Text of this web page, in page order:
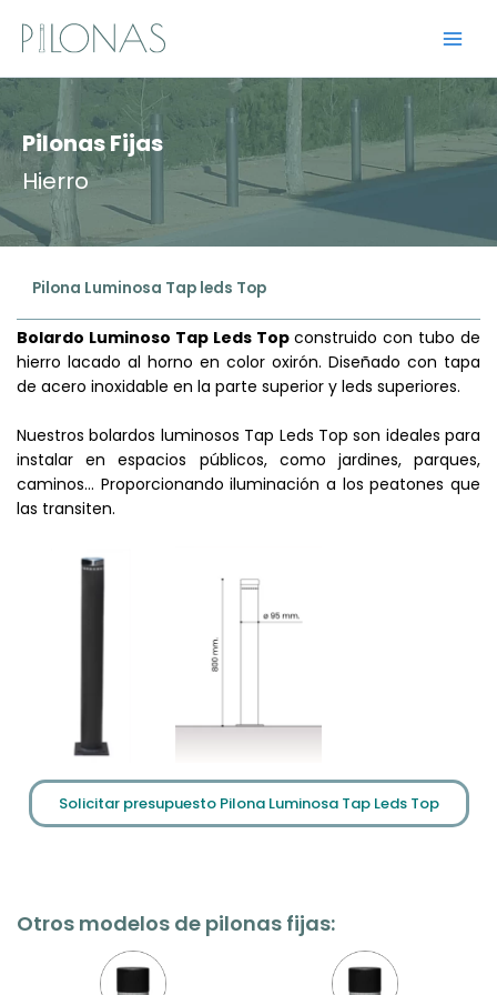
contenido
Pilonas Fijas
Hierro
Pilona Luminosa Tap leds Top
Bolardo Luminoso Tap Leds Topconstruido con tubo de
hierro lacado al horno en color oxirón. Diseñado con tapa
de acero inoxidable en la parte superior y leds superiores.
Nuestros bolardos luminosos Tap Leds Top son ideales para
instalar en espacios públicos, como jardines, parques,
caminos… Proporcionando iluminación a los peatones que
las transiten.
Solicitar presupuesto Pilona Luminosa Tap Leds Top
Otros modelos de pilonas fijas: